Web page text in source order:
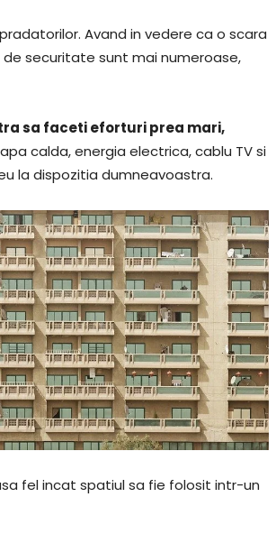
Avand in vedere ca o scara
securitate sunt mai numeroase,
sa faceti eforturi prea mari,
calda, energia electrica, cablu TV si
la dispozitia dumneavoastra.
fel incat spatiul sa fie folosit intr-un